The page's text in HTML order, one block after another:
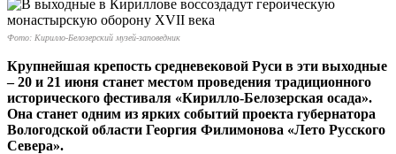
Фото: Кирилло-Белозерский музей-заповедник
Крупнейшая крепость средневековой Руси в эти выходные
– 20 и 21 июня станет местом проведения традиционного
исторического фестиваля «Кирилло-Белозерская осада».
Она станет одним из ярких событий проекта губернатора
Вологодской области Георгия Филимонова «Лето Русского
Севера».